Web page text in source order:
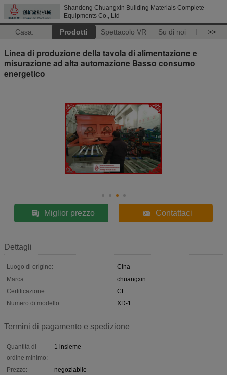
Shandong Chuangxin Building Materials Complete
Equipments Co., Ltd
Casa. Prodotti Spettacolo VR Su di noi >>
Linea di produzione della tavola di alimentazione e
misurazione ad alta automazione Basso consumo
energetico
Miglior prezzo Contattaci
Dettagli
Luogo di origine:
Cina
Marca:
chuangxin
Certificazione:
CE
Numero di modello:
XD-1
Termini di pagamento e spedizione
Quantità di
ordine minimo:
1 insieme
Prezzo:
negoziabile